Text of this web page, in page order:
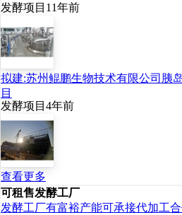
发酵项目 11年前
拟建:苏州鲲鹏生物技术有限公司胰
目
发酵项目 4年前
查看更多
可租售发酵工厂
发酵工厂有富裕产能可承接代加工